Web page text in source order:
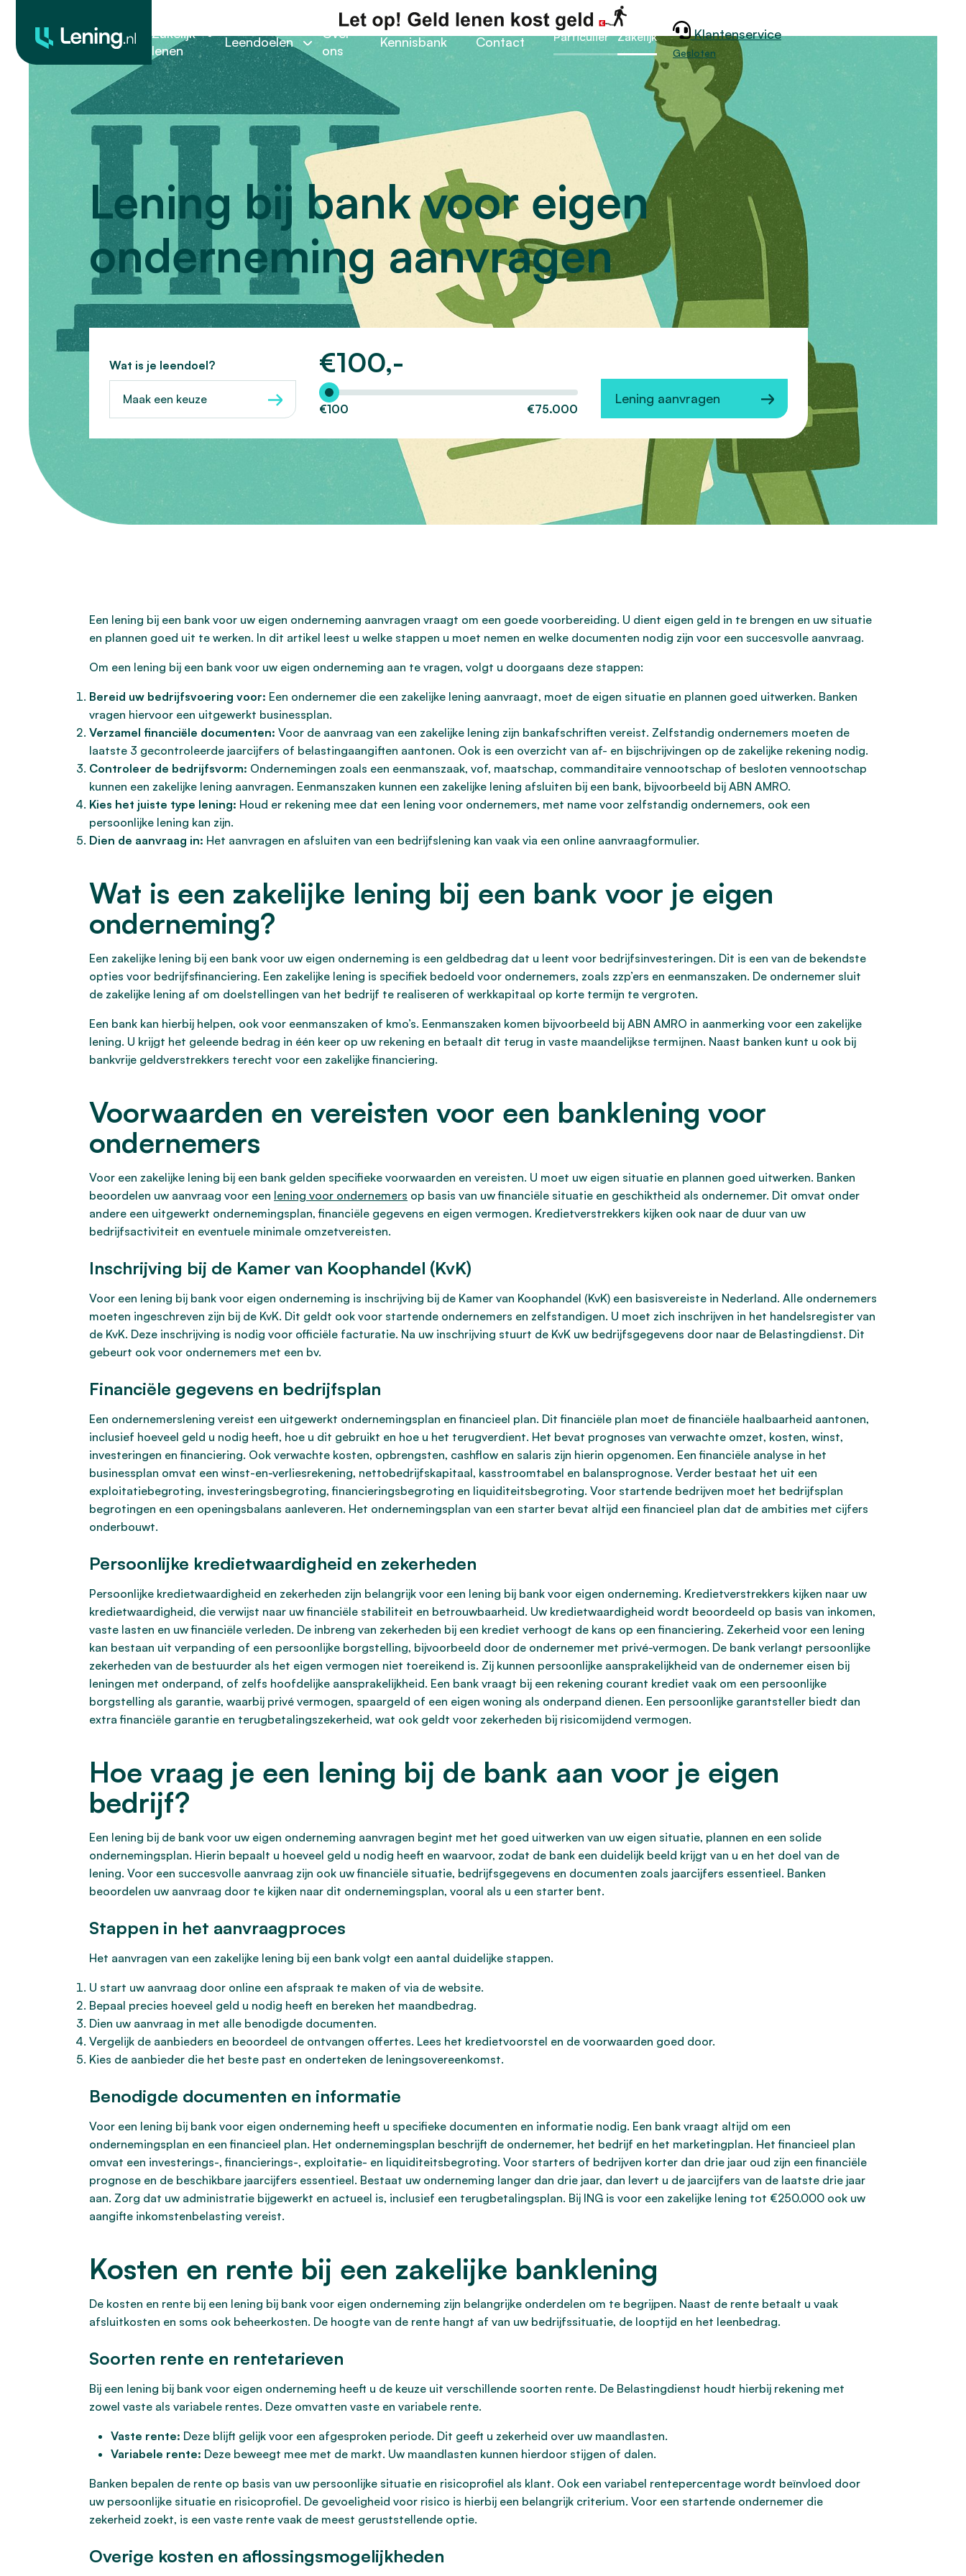
Zakelijk
lenen
Leendoelen
Over
ons
Kennisbank Contact Particulier Zakelijk Klantenservice
Gesloten
Lening bij bank voor eigen
onderneming aanvragen
Wat is je leendoel?
Maak een keuze
€100,-
Hoeveel wilt u lenen?
€100 €75.000
Lening aanvragen
Een lening bij een bank voor uw eigen onderneming aanvragen vraagt om een goede voorbereiding. U dient eigen geld in te brengen en uw situatie
en plannen goed uit te werken. In dit artikel leest u welke stappen u moet nemen en welke documenten nodig zijn voor een succesvolle aanvraag.
Om een lening bij een bank voor uw eigen onderneming aan te vragen, volgt u doorgaans deze stappen:
Bereid uw bedrijfsvoering voor: Een ondernemer die een zakelijke lening aanvraagt, moet de eigen situatie en plannen goed uitwerken. Banken
vragen hiervoor een uitgewerkt businessplan.
Verzamel financiële documenten: Voor de aanvraag van een zakelijke lening zijn bankafschriften vereist. Zelfstandig ondernemers moeten de
laatste 3 gecontroleerde jaarcijfers of belastingaangiften aantonen. Ook is een overzicht van af- en bijschrijvingen op de zakelijke rekening nodig.
Controleer de bedrijfsvorm: Ondernemingen zoals een eenmanszaak, vof, maatschap, commanditaire vennootschap of besloten vennootschap
kunnen een zakelijke lening aanvragen. Eenmanszaken kunnen een zakelijke lening afsluiten bij een bank, bijvoorbeeld bij ABN AMRO.
Kies het juiste type lening: Houd er rekening mee dat een lening voor ondernemers, met name voor zelfstandig ondernemers, ook een
persoonlijke lening kan zijn.
Dien de aanvraag in: Het aanvragen en afsluiten van een bedrijfslening kan vaak via een online aanvraagformulier.
Wat is een zakelijke lening bij een bank voor je eigen
onderneming?
Een zakelijke lening bij een bank voor uw eigen onderneming is een geldbedrag dat u leent voor bedrijfsinvesteringen. Dit is een van de bekendste
opties voor bedrijfsfinanciering. Een zakelijke lening is specifiek bedoeld voor ondernemers, zoals zzp’ers en eenmanszaken. De ondernemer sluit
de zakelijke lening af om doelstellingen van het bedrijf te realiseren of werkkapitaal op korte termijn te vergroten.
Een bank kan hierbij helpen, ook voor eenmanszaken of kmo’s. Eenmanszaken komen bijvoorbeeld bij ABN AMRO in aanmerking voor een zakelijke
lening. U krijgt het geleende bedrag in één keer op uw rekening en betaalt dit terug in vaste maandelijkse termijnen. Naast banken kunt u ook bij
bankvrije geldverstrekkers terecht voor een zakelijke financiering.
Voorwaarden en vereisten voor een banklening voor
ondernemers
Voor een zakelijke lening bij een bank gelden specifieke voorwaarden en vereisten. U moet uw eigen situatie en plannen goed uitwerken. Banken
beoordelen uw aanvraag voor een lening voor ondernemers op basis van uw financiële situatie en geschiktheid als ondernemer. Dit omvat onder
andere een uitgewerkt ondernemingsplan, financiële gegevens en eigen vermogen. Kredietverstrekkers kijken ook naar de duur van uw
bedrijfsactiviteit en eventuele minimale omzetvereisten.
Inschrijving bij de Kamer van Koophandel (KvK)
Voor een lening bij bank voor eigen onderneming is inschrijving bij de Kamer van Koophandel (KvK) een basisvereiste in Nederland. Alle ondernemers
moeten ingeschreven zijn bij de KvK. Dit geldt ook voor startende ondernemers en zelfstandigen. U moet zich inschrijven in het handelsregister van
de KvK. Deze inschrijving is nodig voor officiële facturatie. Na uw inschrijving stuurt de KvK uw bedrijfsgegevens door naar de Belastingdienst. Dit
gebeurt ook voor ondernemers met een bv.
Financiële gegevens en bedrijfsplan
Een ondernemerslening vereist een uitgewerkt ondernemingsplan en financieel plan. Dit financiële plan moet de financiële haalbaarheid aantonen,
inclusief hoeveel geld u nodig heeft, hoe u dit gebruikt en hoe u het terugverdient. Het bevat prognoses van verwachte omzet, kosten, winst,
investeringen en financiering. Ook verwachte kosten, opbrengsten, cashflow en salaris zijn hierin opgenomen. Een financiële analyse in het
businessplan omvat een winst-en-verliesrekening, nettobedrijfskapitaal, kasstroomtabel en balansprognose. Verder bestaat het uit een
exploitatiebegroting, investeringsbegroting, financieringsbegroting en liquiditeitsbegroting. Voor startende bedrijven moet het bedrijfsplan
begrotingen en een openingsbalans aanleveren. Het ondernemingsplan van een starter bevat altijd een financieel plan dat de ambities met cijfers
onderbouwt.
Persoonlijke kredietwaardigheid en zekerheden
Persoonlijke kredietwaardigheid en zekerheden zijn belangrijk voor een lening bij bank voor eigen onderneming. Kredietverstrekkers kijken naar uw
kredietwaardigheid, die verwijst naar uw financiële stabiliteit en betrouwbaarheid. Uw kredietwaardigheid wordt beoordeeld op basis van inkomen,
vaste lasten en uw financiële verleden. De inbreng van zekerheden bij een krediet verhoogt de kans op een financiering. Zekerheid voor een lening
kan bestaan uit verpanding of een persoonlijke borgstelling, bijvoorbeeld door de ondernemer met privé-vermogen. De bank verlangt persoonlijke
zekerheden van de bestuurder als het eigen vermogen niet toereikend is. Zij kunnen persoonlijke aansprakelijkheid van de ondernemer eisen bij
leningen met onderpand, of zelfs hoofdelijke aansprakelijkheid. Een bank vraagt bij een rekening courant krediet vaak om een persoonlijke
borgstelling als garantie, waarbij privé vermogen, spaargeld of een eigen woning als onderpand dienen. Een persoonlijke garantsteller biedt dan
extra financiële garantie en terugbetalingszekerheid, wat ook geldt voor zekerheden bij risicomijdend vermogen.
Hoe vraag je een lening bij de bank aan voor je eigen
bedrijf?
Een lening bij de bank voor uw eigen onderneming aanvragen begint met het goed uitwerken van uw eigen situatie, plannen en een solide
ondernemingsplan. Hierin bepaalt u hoeveel geld u nodig heeft en waarvoor, zodat de bank een duidelijk beeld krijgt van u en het doel van de
lening. Voor een succesvolle aanvraag zijn ook uw financiële situatie, bedrijfsgegevens en documenten zoals jaarcijfers essentieel. Banken
beoordelen uw aanvraag door te kijken naar dit ondernemingsplan, vooral als u een starter bent.
Stappen in het aanvraagproces
Het aanvragen van een zakelijke lening bij een bank volgt een aantal duidelijke stappen.
U start uw aanvraag door online een afspraak te maken of via de website.
Bepaal precies hoeveel geld u nodig heeft en bereken het maandbedrag.
Dien uw aanvraag in met alle benodigde documenten.
Vergelijk de aanbieders en beoordeel de ontvangen offertes. Lees het kredietvoorstel en de voorwaarden goed door.
Kies de aanbieder die het beste past en onderteken de leningsovereenkomst.
Benodigde documenten en informatie
Voor een lening bij bank voor eigen onderneming heeft u specifieke documenten en informatie nodig. Een bank vraagt altijd om een
ondernemingsplan en een financieel plan. Het ondernemingsplan beschrijft de ondernemer, het bedrijf en het marketingplan. Het financieel plan
omvat een investerings-, financierings-, exploitatie- en liquiditeitsbegroting. Voor starters of bedrijven korter dan drie jaar oud zijn een financiële
prognose en de beschikbare jaarcijfers essentieel. Bestaat uw onderneming langer dan drie jaar, dan levert u de jaarcijfers van de laatste drie jaar
aan. Zorg dat uw administratie bijgewerkt en actueel is, inclusief een terugbetalingsplan. Bij ING is voor een zakelijke lening tot €250.000 ook uw
aangifte inkomstenbelasting vereist.
Kosten en rente bij een zakelijke banklening
De kosten en rente bij een lening bij bank voor eigen onderneming zijn belangrijke onderdelen om te begrijpen. Naast de rente betaalt u vaak
afsluitkosten en soms ook beheerkosten. De hoogte van de rente hangt af van uw bedrijfssituatie, de looptijd en het leenbedrag.
Soorten rente en rentetarieven
Bij een lening bij bank voor eigen onderneming heeft u de keuze uit verschillende soorten rente. De Belastingdienst houdt hierbij rekening met
zowel vaste als variabele rentes. Deze omvatten vaste en variabele rente.
Vaste rente: Deze blijft gelijk voor een afgesproken periode. Dit geeft u zekerheid over uw maandlasten.
Variabele rente: Deze beweegt mee met de markt. Uw maandlasten kunnen hierdoor stijgen of dalen.
Banken bepalen de rente op basis van uw persoonlijke situatie en risicoprofiel als klant. Ook een variabel rentepercentage wordt beïnvloed door
uw persoonlijke situatie en risicoprofiel. De gevoeligheid voor risico is hierbij een belangrijk criterium. Voor een startende ondernemer die
zekerheid zoekt, is een vaste rente vaak de meest geruststellende optie.
Overige kosten en aflossingsmogelijkheden